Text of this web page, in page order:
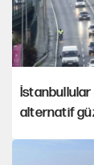
İstanbullular
alternatif